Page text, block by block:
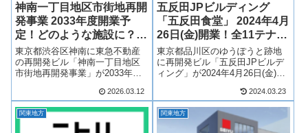
神南一丁目地区市街地再開
発事業 2033年度開業予
定！どのような施設に？最
新情報も！
東京都渋谷区神南に東急不動産
の再開発ビル「神南一丁目地区
市街地再開発事業」が2033年度
施設、産業支援・情報発信施
設、駐車場で構成され、商業施
設には複数店舗が出店予定！そ
んな、神南一丁目地区市街地再
2026.03.12
五反田JPビルディング
「五反田食堂」 2024年4月
26日(金)開業！全11テナン
ト一覧！最新情報も！
東京都品川区のゆうぽうと跡地
に再開発ビル「五反田JPビルデ
ィング」が2024年4月26日(金)開
ホテル「OMO5」、フードホー
ル、多目的ホールから構成さ
れ、商業施設「五反田食堂」 に
は11店舗が出店！大崎広小路
2024.03.23
関東地方 関東地方